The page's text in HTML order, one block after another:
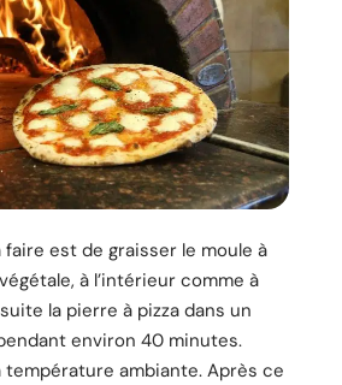
est de graisser le moule à
à l’intérieur comme à
la pierre à pizza dans un
environ 40 minutes.
ambiante. Après ce